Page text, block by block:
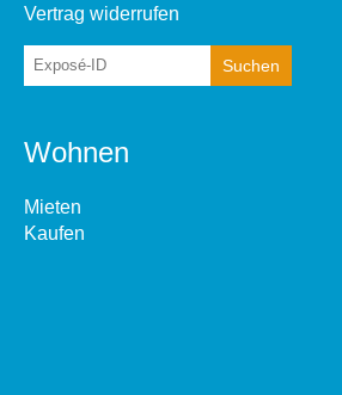
Vertrag widerrufen
Wohnen
Mieten
Kaufen